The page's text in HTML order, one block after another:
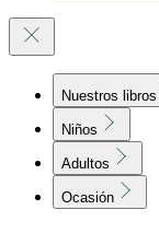
Nuestros libros
Niños
Adultos
Ocasión